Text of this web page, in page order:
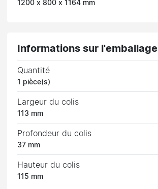
1200 x 800 x 1164 mm
Informations sur l'emballage
Quantité
1 pièce(s)
Largeur du colis
113 mm
Profondeur du colis
37 mm
Hauteur du colis
115 mm